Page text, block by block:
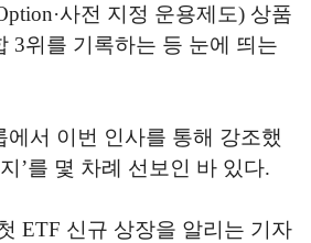
사전 지정 운용제도) 상품
3위를 기록하는 등 눈에 띄는
에서 이번 인사를 통해 강조했
’를 몇 차례 선보인 바 있다.
ETF 신규 상장을 알리는 기자